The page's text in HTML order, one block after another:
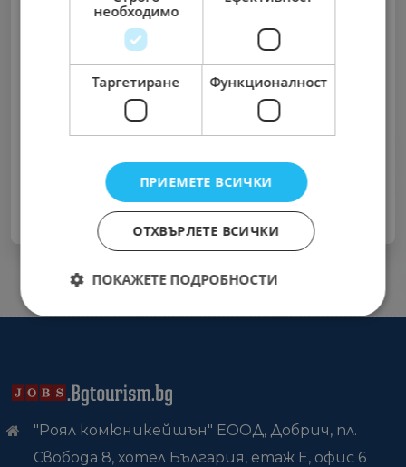
Забравена парола?
Нямате акаунт ?Регистрирайте се Сега
"Роял комюникейшън" ЕООД, Добрич, пл.
Свобода 8, хотел България, етаж Е, офис 6
необходимо
Таргетиране Функционалност
ПРИЕМЕТЕ ВСИЧКИ
ОТХВЪРЛЕТЕ ВСИЧКИ
ПОКАЖЕТЕ ПОДРОБНОСТИ